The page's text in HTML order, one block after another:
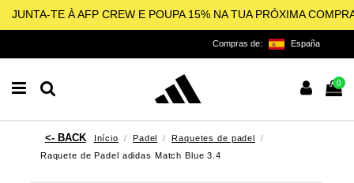
JUNTA-TE À AFP CREW E POUPA 15% NA TUA PRÓXIMA
Compras de: España
0
Início Padel
Raquetes de padel
Raquete de Padel adidas Match Blue 3.4